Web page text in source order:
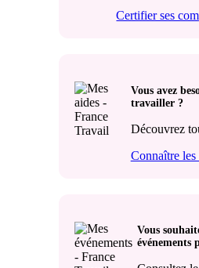
Certifier ses
Vous avez
travailler ?
Découvrez
Connaître les
Vous
événements